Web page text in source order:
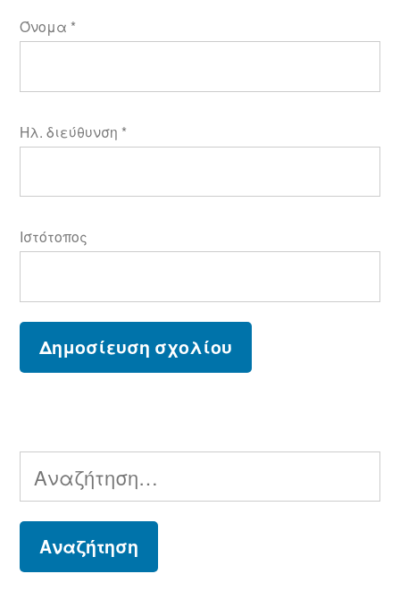
Όνομα *
Ηλ. διεύθυνση *
Ιστότοπος
Αναζήτηση
για: